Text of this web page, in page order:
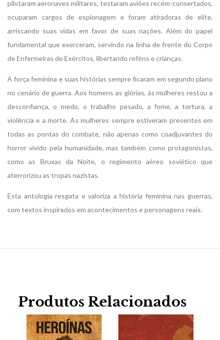
pilotaram aeronaves militares, testaram aviões recém-consertados,
ocuparam cargos de espionagem e foram atiradoras de elite,
arriscando suas vidas em favor de suas nações. Além do papel
fundamental que exerceram, servindo na linha de frente do Corpo
de Enfermeiras de Exércitos, libertando reféns e crianças.
A força feminina e suas histórias sempre ficaram em segundo plano
no cenário de guerra. Aos homens as glórias, às mulheres restou a
desconfiança, o medo, o trabalho pesado, a fome, a tortura, a
violência e a morte. As mulheres sempre estiveram presentes em
todas as pontas do combate, não apenas como coadjuvantes do
horror vivido pela humanidade, mas também como protagonistas,
como as Bruxas da Noite, o regimento aéreo soviético que
aterrorizou as tropas nazistas.
Esta antologia resgata e valoriza a história feminina nas guerras,
com textos inspirados em acontecimentos e personagens reais.
Produtos Relacionados